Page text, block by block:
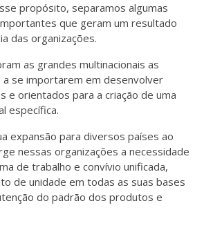
propósito, separamos algumas
que geram um resultado
das organizações.
as grandes multinacionais as
se importarem em desenvolver
e orientados para a criação de uma
específica.
expansão para diversos países ao
nessas organizações a necessidade
de trabalho e convívio unificada,
de unidade em todas as suas bases
do padrão dos produtos e